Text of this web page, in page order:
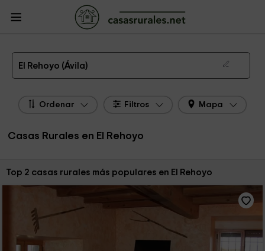
Casas Rurales
Rurales Ávila
Casas Rurales El Rehoyo
Las 2 mejores casas rurales en El Rehoyo de 2026
El Rehoyo (Ávila)
Ordenar Filtros Mapa
Casas Rurales en El Rehoyo
Ordenar por:
Top 2 casas rurales más populares en El Rehoyo